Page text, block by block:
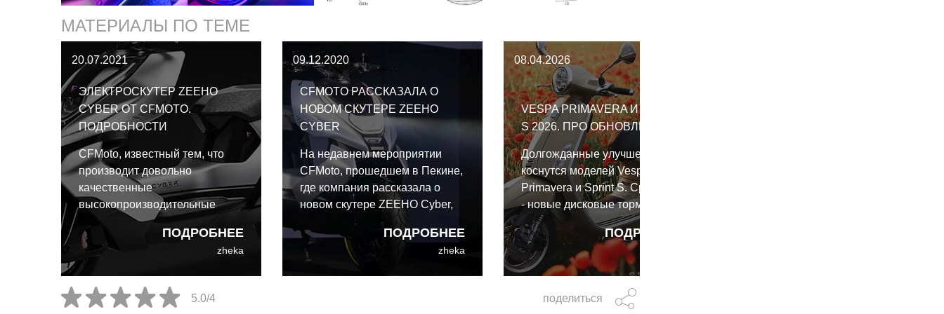
МАТЕРИАЛЫ ПО ТЕМЕ
20.07.2021
ЭЛЕКТРОСКУТЕР ZEEHO
CYBER ОТ CFMOTO.
ПОДРОБНОСТИ
ПОДРОБНЕЕ
CFMoto, известный тем, что
производит довольно
качественные
высокопроизводительные
модели, опубликовал
информацию о том, что
выделяет для электрических
также обнародовал концепт
первой электромодели Cyber.
zheka
09.12.2020
CFMOTO РАССКАЗАЛА О
НОВОМ СКУТЕРЕ ZEEHO
CYBER
ПОДРОБНЕЕ
На недавнем мероприятии
CFMoto, прошедшем в Пекине,
где компания рассказала о
новом скутере ZEEHO Cyber,
предсерийном прототипе,
который уже вот-вот
превратится в первую
zheka
08.04.2026
VESPA PRIMAVERA И SPRINT
S 2026. ПРО ОБНОВЛЕНИЯ
ПОДРОБНЕЕ
Долгожданные улучшения
коснутся моделей Vespa
Primavera и Sprint S. Среди них
- новые дисковые тормоза,
полностью цифровая
приборная панель,
бесключевой запуск и даже
новые элементы дизайна.
5.0/4 поделиться